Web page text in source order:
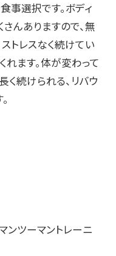
事選択です。ボディ
んありますので、無
トレスなく続けてい
れます。体が変わって
く続けられる、リバウ
ツーマントレーニ